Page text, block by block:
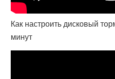
Как настроить дисковый
минут